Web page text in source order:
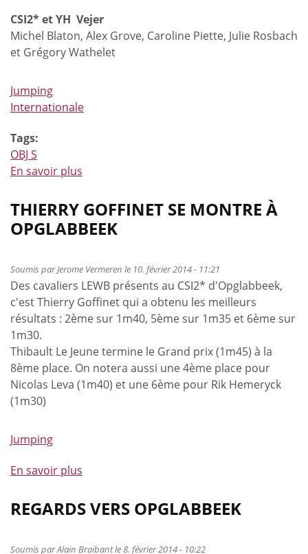
CSI2* et YH Vejer
Michel Blaton, Alex Grove, Caroline Piette, Julie Rosbach
et Grégory Wathelet
Jumping
Internationale
Tags:
OBJ S
En savoir plus
de
Objectif
Sud
THIERRY GOFFINET SE MONTRE À
OPGLABBEEK
Soumis parJerome Vermeren le 10. février 2014 - 11:21
Des cavaliers LEWB présents au CSI2* d'Opglabbeek,
c'est Thierry Goffinet qui a obtenu les meilleurs
résultats : 2ème sur 1m40, 5ème sur 1m35 et 6ème sur
1m30.
Thibault Le Jeune termine le Grand prix (1m45) à la
8ème place. On notera aussi une 4ème place pour
Nicolas Leva (1m40) et une 6ème pour Rik Hemeryck
(1m30)
Jumping
En savoir plus
de
Thierry
REGARDS VERS OPGLABBEEK
Soumis parAlain Braibantle 8. février 2014 - 10:22